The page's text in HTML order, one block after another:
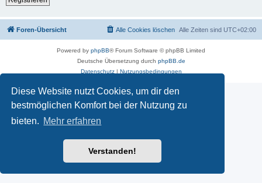
Diese Website nutzt Cookies, um dir den
bestmöglichen Komfort bei der Nutzung zu
bieten. Mehr erfahren
Verstanden!
Foren-Übersicht Alle Zeiten sind UTC+02:00
Alle Cookies löschen
Powered by phpBB® Forum Software © phpBB Limited
Deutsche Übersetzung durch phpBB.de
Datenschutz| Nutzungsbedingungen